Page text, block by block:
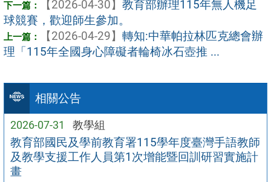
相關公告
2026-07-31 教學組
教育部國民及學前教育署115學年度臺灣手語教師
及教學支援工作人員第1次增能暨回訓研習實施計
畫
【2026-04-30】 教育部辦理115年無人機足
球競賽，歡迎師生參加。
【2026-04-29】 轉知:中華帕拉林匹克總會辦
理「115年全國身心障礙者輪椅冰石壺推 ...